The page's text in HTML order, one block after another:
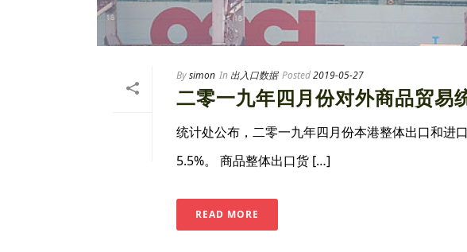
Bysimon In 出入口数据 Posted2019-05-27
二零一九年四月份对外商品贸易
统计处公布，二零一九年四月份本港整体出口和进
5.5%。 商品整体出口货 […]
READ MORE